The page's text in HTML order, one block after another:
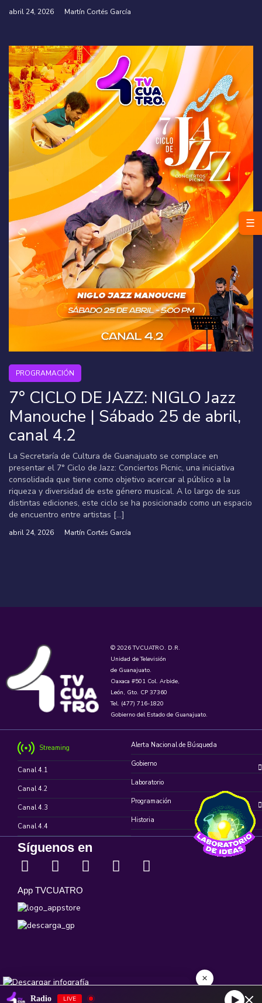
abril 24, 2026 Martín Cortés García
PROGRAMACIÓN
7° CICLO DE JAZZ: NIGLO Jazz
Manouche | Sábado 25 de abril,
canal 4.2
La Secretaría de Cultura de Guanajuato se complace en
presentar el 7° Ciclo de Jazz: Conciertos Picnic, una iniciativa
consolidada que tiene como objetivo acercar al público a la
riqueza y diversidad de este género musical. A lo largo de sus
distintas ediciones, este ciclo se ha posicionado como un espacio
de encuentro entre artistas […]
abril 24, 2026 Martín Cortés García
© 2026 TVCUATRO. D.R.
Unidad de Televisión
de Guanajuato.
Oaxaca #501 Col. Arbide,
León, Gto. CP 37360
Tel. (477) 716-1820
Gobierno del Estado de Guanajuato.
Streaming
Canal 4.1
Canal 4.2
Canal 4.3
Canal 4.4
Alerta Nacional de Búsqueda
Gobierno
Laboratorio
Programación
Historia
Síguenos en
App TVCUATRO
Radio LIVE
☰
×